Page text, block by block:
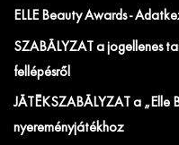
ELLE Beauty Awards -
SZABÁLYZAT a jogellenes
fellépésről
JÁTÉKSZABÁLYZAT a
nyereményjátékhoz